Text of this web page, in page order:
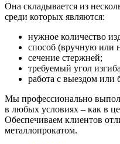
Она складывается из
среди которых являются:
нужное количество
способ (вручную или
сечение стержней;
требуемый угол
работа с выездом или
Мы профессионально
в любых условиях – как в
Обеспечиваем клиентов
металлопрокатом.